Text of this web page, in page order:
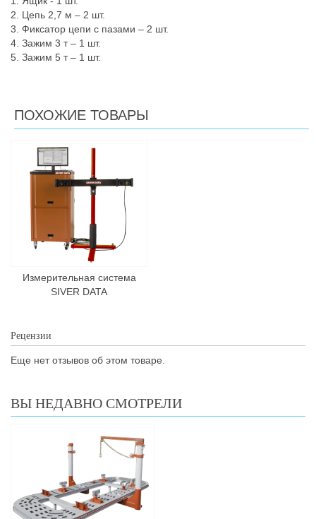
2. Цепь 2,7 м – 2 шт.
3. Фиксатор цепи с пазами – 2 шт.
4. Зажим 3 т – 1 шт.
5. Зажим 5 т – 1 шт.
ПОХОЖИЕ ТОВАРЫ
Измерительная система
SIVER DATA
Рецензии
Еще нет отзывов об этом товаре.
ВЫ НЕДАВНО СМОТРЕЛИ